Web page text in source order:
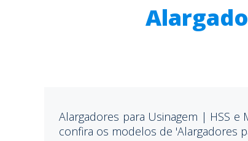
Alargadores para Usinagem | HSS e
confira os modelos de 'Alargadores